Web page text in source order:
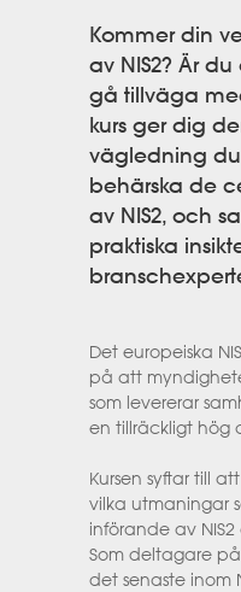
Kommer din
av NIS2? Är
gå tillväga
kurs ger dig
vägledning
behärska de
av NIS2, och
praktiska
Det europeiska
på att
som levererar
en tillräckligt hög
Kursen syftar till
vilka utmaningar
införande av
Som deltagare
det senaste inom